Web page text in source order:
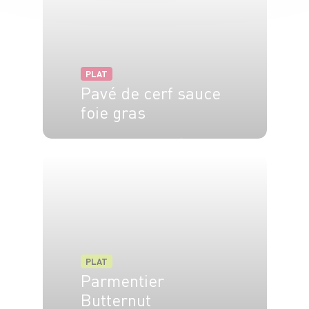
PLAT
Pavé de cerf sauce
foie gras
PLAT
Parmentier
Butternut